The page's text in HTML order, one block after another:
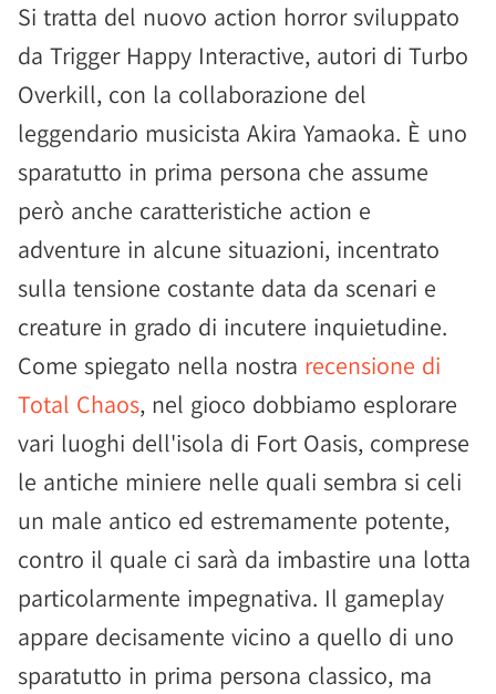
Si tratta del nuovo action horror sviluppato
da Trigger Happy Interactive, autori di Turbo
Overkill, con la collaborazione del
leggendario musicista Akira Yamaoka. È uno
sparatutto in prima persona che assume
però anche caratteristiche action e
adventure in alcune situazioni, incentrato
sulla tensione costante data da scenari e
creature in grado di incutere inquietudine.
Come spiegato nella nostra recensione di
Total Chaos, nel gioco dobbiamo esplorare
vari luoghi dell'isola di Fort Oasis, comprese
le antiche miniere nelle quali sembra si celi
un male antico ed estremamente potente,
contro il quale ci sarà da imbastire una lotta
particolarmente impegnativa. Il gameplay
appare decisamente vicino a quello di uno
sparatutto in prima persona classico, ma